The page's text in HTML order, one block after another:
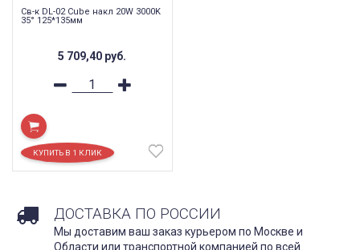
Св-к DL-02 Cube накл 20W 3000K
35° 125*135мм
5 709,40 руб.
ДОСТАВКА ПО РОССИИ
Мы доставим ваш заказ курьером по Москве и
Области или транспортной компанией по всей